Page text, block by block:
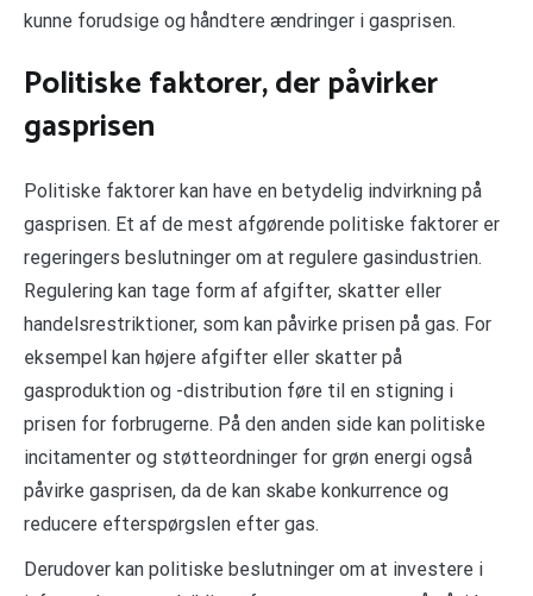
kunne forudsige og håndtere ændringer i gasprisen.
Politiske faktorer, der påvirker
gasprisen
Politiske faktorer kan have en betydelig indvirkning på
gasprisen. Et af de mest afgørende politiske faktorer er
regeringers beslutninger om at regulere gasindustrien.
Regulering kan tage form af afgifter, skatter eller
handelsrestriktioner, som kan påvirke prisen på gas. For
eksempel kan højere afgifter eller skatter på
gasproduktion og -distribution føre til en stigning i
prisen for forbrugerne. På den anden side kan politiske
incitamenter og støtteordninger for grøn energi også
påvirke gasprisen, da de kan skabe konkurrence og
reducere efterspørgslen efter gas.
Derudover kan politiske beslutninger om at investere i